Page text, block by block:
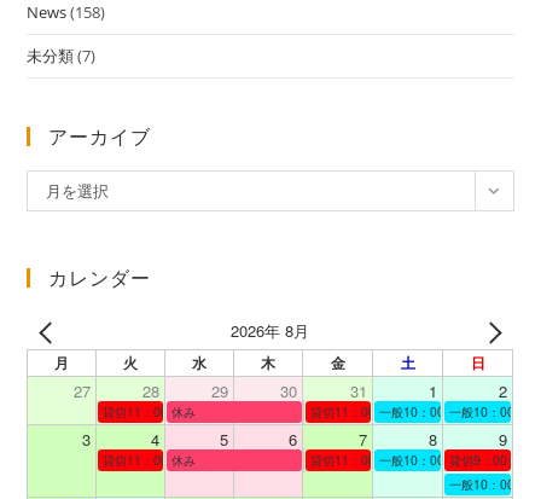
News(158)
未分類(7)
アーカイブ
ー
イ
月を選択
カレンダー
2026年 8月
月 火 水 木 金 土 日
27 28 29 30 31 1 2
貸切11：00～12：00
休み 貸切11：00～12：00一般10：00～19：00
一般10：00～
3 4 5 6 7 8 9
貸切11：00～12：00
休み 貸切11：00～12：00一般10：00～19：00
貸切9：00～10
一般10：00～